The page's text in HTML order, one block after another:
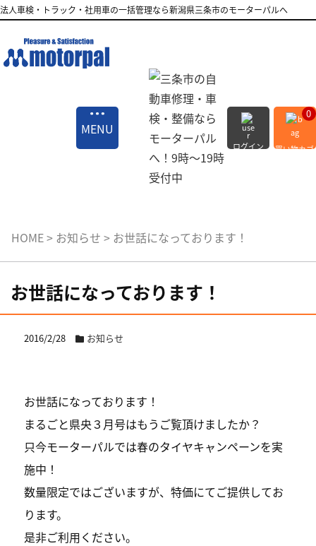
法人車検・トラック・社用車の一括管理なら新潟県三条市のモーターパルへ
MENU
ログイン
0
買い物カゴ
HOME> お知らせ > お世話になっております！
お世話になっております！
2016/2/28 お知らせ
お世話になっております！
まるごと県央３月号はもうご覧頂けましたか？
只今モーターパルでは春のタイヤキャンペーンを実
施中！
数量限定ではございますが、特価にてご提供してお
ります。
是非ご利用ください。